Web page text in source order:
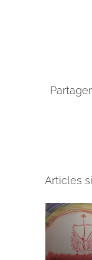
Articles